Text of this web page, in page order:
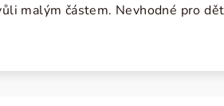
malým částem. Nevhodné pro